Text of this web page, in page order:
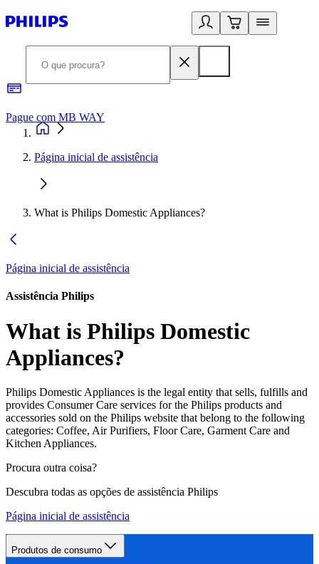
Pague com MB WAY
Página inicial de assistência
What is Philips Domestic Appliances?
Página inicial de assistência
Assistência Philips
What is Philips Domestic
Appliances?
Philips Domestic Appliances is the legal entity that sells, fulfills and
provides Consumer Care services for the Philips products and
accessories sold on the Philips website that belong to the following
categories: Coffee, Air Purifiers, Floor Care, Garment Care and
Kitchen Appliances.
Procura outra coisa?
Descubra todas as opções de assistência Philips
Página inicial de assistência
Produtos de consumo